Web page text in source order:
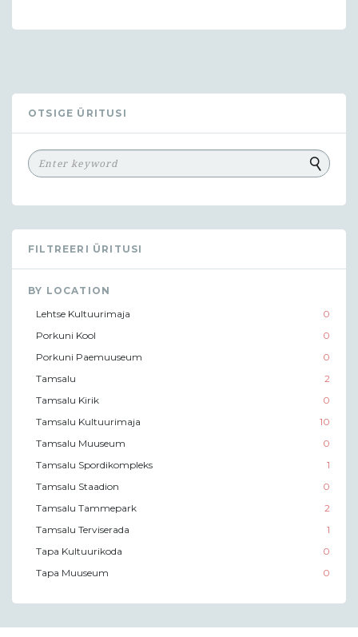
OTSIGE ÜRITUSI
FILTREERI ÜRITUSI
BY LOCATION
Lehtse Kultuurimaja
0
Porkuni Kool
0
Porkuni Paemuuseum
0
Tamsalu
2
Tamsalu Kirik
0
Tamsalu Kultuurimaja
10
Tamsalu Muuseum
0
Tamsalu Spordikompleks
1
Tamsalu Staadion
0
Tamsalu Tammepark
2
Tamsalu Terviserada
1
Tapa Kultuurikoda
0
Tapa Muuseum
0